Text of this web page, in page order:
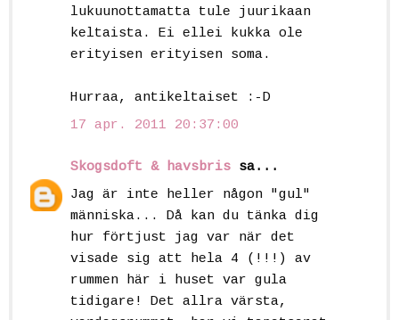
lukuunottamatta tule juurikaan
keltaista. Ei ellei kukka ole
erityisen erityisen soma.
Hurraa, antikeltaiset :-D
17 apr. 2011 20:37:00
Skogsdoft & havsbris sa...
Jag är inte heller någon "gul"
människa... Då kan du tänka dig
hur förtjust jag var när det
visade sig att hela 4 (!!!) av
rummen här i huset var gula
tidigare! Det allra värsta,